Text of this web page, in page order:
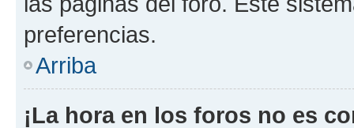
preferencias.
Arriba
¡La hora en los foros no es